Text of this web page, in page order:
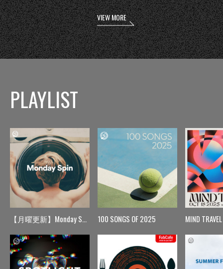
VIEW MORE
PLAYLIST
【月曜更新】Monday Spin 100 SONGS OF 2025 MIND TRAVEL